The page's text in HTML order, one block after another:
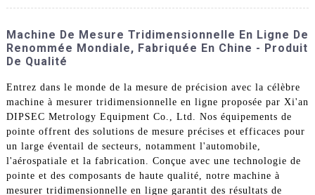
Machine De Mesure Tridimensionnelle En Ligne De
Renommée Mondiale, Fabriquée En Chine - Produit
De Qualité
Entrez dans le monde de la mesure de précision avec la célèbre
machine à mesurer tridimensionnelle en ligne proposée par Xi'an
DIPSEC Metrology Equipment Co., Ltd. Nos équipements de
pointe offrent des solutions de mesure précises et efficaces pour
un large éventail de secteurs, notamment l'automobile,
l'aérospatiale et la fabrication. Conçue avec une technologie de
pointe et des composants de haute qualité, notre machine à
mesurer tridimensionnelle en ligne garantit des résultats de